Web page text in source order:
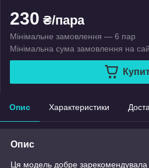
230 ₴/пара
Мінімальне замовлення — 6 пар
Мінімальна сума замовлення на
Опис Характеристики
Опис
Ця модель добре зарекомендувала